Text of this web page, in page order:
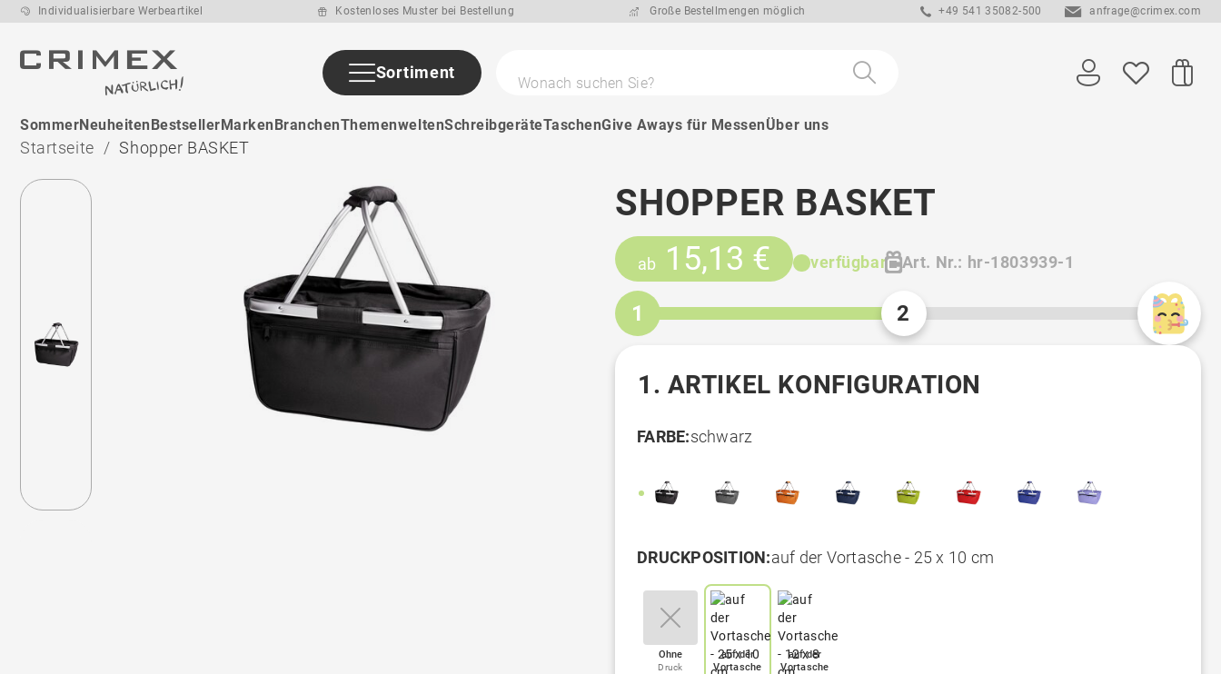
Individualisierbare Werbeartikel Kostenloses Muster bei Bestellung Große Bestellmengen möglich +49 541 35082-500 anfrage@crimex.com
Sortiment
Wonach suchen Sie?
SommerNeuheitenBestsellerMarkenBranchenThemenweltenSchreibgeräteTaschenGive Aways für MessenÜber uns
Startseite Shopper BASKET
SHOPPER BASKET
ab 15,13 € verfügbar Art. Nr.: hr-1803939-1
1 2
1. ARTIKEL KONFIGURATION
FARBE:schwarz
DRUCKPOSITION:auf der Vortasche - 25 x 10 cm
Ohne
Druck
auf der
Vortasche
auf der
Vortasche